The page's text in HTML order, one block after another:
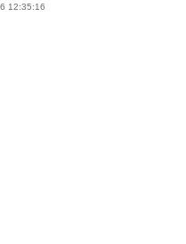
12:35:16